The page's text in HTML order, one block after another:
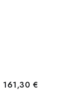
161,30 €